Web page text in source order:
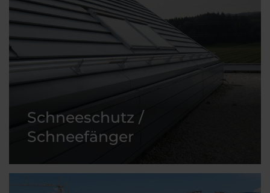
Schneeschutz /
Schneefänger